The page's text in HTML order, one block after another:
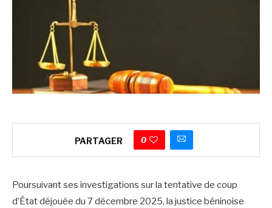
PARTAGER 0
Poursuivant ses investigations sur la tentative de coup
d’État déjouée du 7 décembre 2025, la justice béninoise